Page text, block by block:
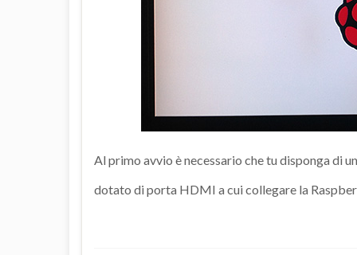
Al primo avvio è necessario che tu disponga di
dotato di porta HDMI a cui collegare la